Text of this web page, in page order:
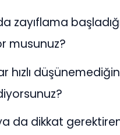
zayıflama
musunuz?
hızlı
da dikkat